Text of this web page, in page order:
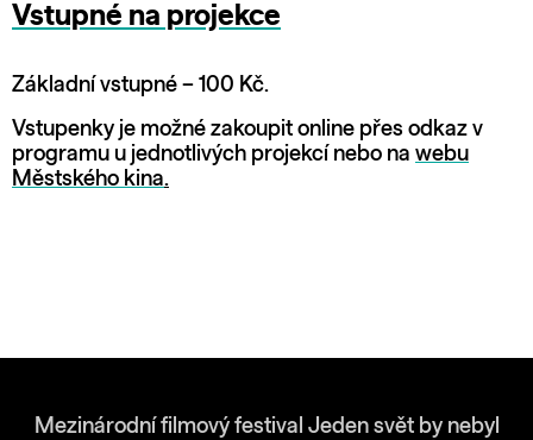
Vstupné na projekce
Základní vstupné – 100 Kč.
Vstupenky je možné zakoupit online přes odkaz v
programu u jednotlivých projekcí nebo na webu
Městského kina.
Mezinárodní filmový festival Jeden svět by nebyl